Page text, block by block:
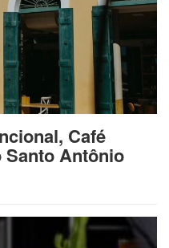
Café
Santo Antônio